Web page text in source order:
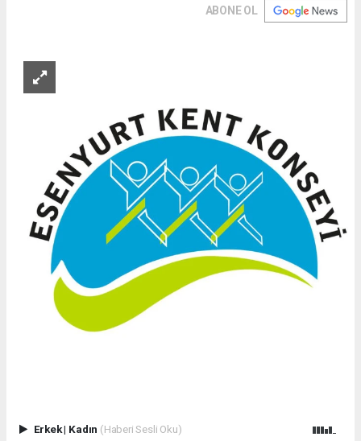
ABONE OL
Erkek| Kadın (Haberi Sesli Oku)